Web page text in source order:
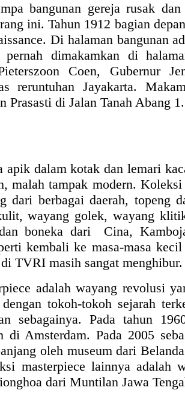
bangunan gereja rusak
ini. Tahun 1912 bagian
Di halaman bangunan
pernah dimakamkan di
Coen, Gubernur
reruntuhan Jayakarta.
Prasasti di Jalan Tanah Abang 1.
dalam kotak dan lemari
malah tampak modern.
dari berbagai daerah, topeng
wayang golek, wayang
boneka dari Cina,
kembali ke masa-masa
TVRI masih sangat menghibur.
adalah wayang revolusi
tokoh-tokoh sejarah
sebagainya. Pada tahun
di Amsterdam. Pada 2005
oleh museum dari
masterpiece lainnya adalah
dari Muntilan Jawa